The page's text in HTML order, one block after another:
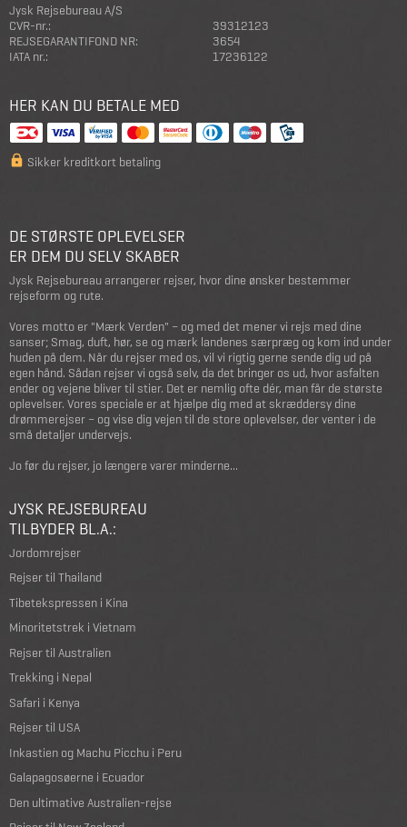
Jysk Rejsebureau A/S
CVR-nr.:
39312123
REJSEGARANTIFOND NR:
3654
IATA nr.:
17236122
HER KAN DU BETALE MED
Sikker kreditkort betaling
DE STØRSTE OPLEVELSER
ER DEM DU SELV SKABER
Jysk Rejsebureau arrangerer rejser, hvor dine ønsker bestemmer
rejseform og rute.
Vores motto er "Mærk Verden" – og med det mener vi rejs med dine
sanser; Smag, duft, hør, se og mærk landenes særpræg og kom ind under
huden på dem. Når du rejser med os, vil vi rigtig gerne sende dig ud på
egen hånd. Sådan rejser vi også selv, da det bringer os ud, hvor asfalten
ender og vejene bliver til stier. Det er nemlig ofte dér, man får de største
oplevelser. Vores speciale er at hjælpe dig med at skræddersy dine
drømmerejser – og vise dig vejen til de store oplevelser, der venter i de
små detaljer undervejs.
Jo før du rejser, jo længere varer minderne...
JYSK REJSEBUREAU
TILBYDER BL.A.:
Jordomrejser
Rejser til Thailand
Tibetekspressen i Kina
Minoritetstrek i Vietnam
Rejser til Australien
Trekking i Nepal
Safari i Kenya
Rejser til USA
Inkastien og Machu Picchu i Peru
Galapagosøerne i Ecuador
Den ultimative Australien-rejse